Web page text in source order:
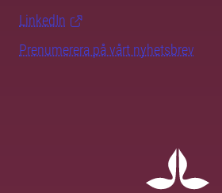
LinkedIn
Prenumerera på vårt nyhetsbrev